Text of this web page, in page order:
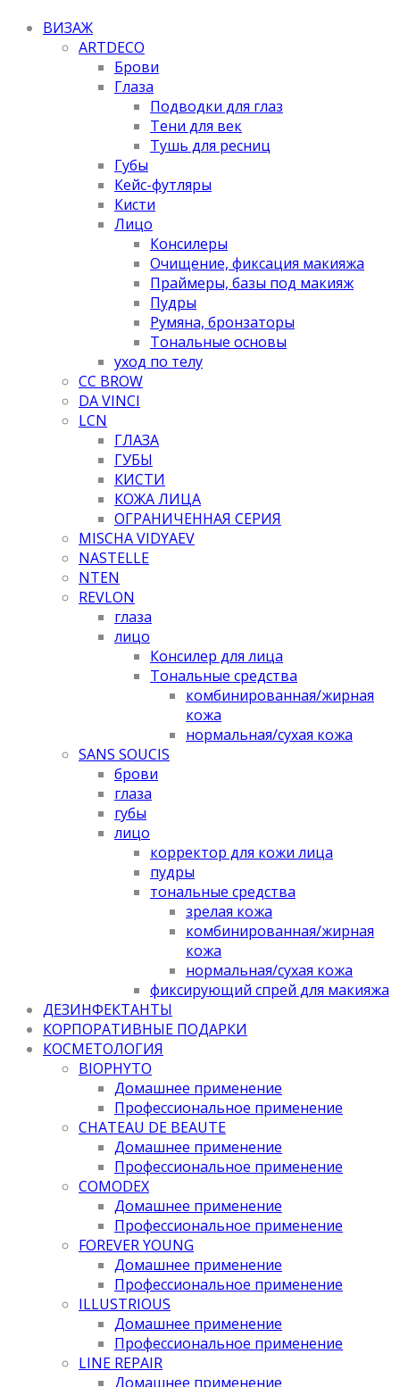
ВИЗАЖ
ARTDECO
Брови
Глаза
Подводки для глаз
Тени для век
Тушь для ресниц
Губы
Кейс-футляры
Кисти
Лицо
Консилеры
Очищение, фиксация макияжа
Праймеры, базы под макияж
Пудры
Румяна, бронзаторы
Тональные основы
уход по телу
CC BROW
DA VINCI
LCN
ГЛАЗА
ГУБЫ
КИСТИ
КОЖА ЛИЦА
ОГРАНИЧЕННАЯ СЕРИЯ
MISCHA VIDYAEV
NASTELLE
NTEN
REVLON
глаза
лицо
Консилер для лица
Тональные средства
комбинированная/жирная
кожа
нормальная/cухая кожа
SANS SOUCIS
брови
глаза
губы
лицо
корректор для кожи лица
пудры
тональные средства
зрелая кожа
комбинированная/жирная
кожа
нормальная/cухая кожа
фиксирующий спрей для макияжа
ДЕЗИНФЕКТАНТЫ
КОРПОРАТИВНЫЕ ПОДАРКИ
КОСМЕТОЛОГИЯ
BIOPHYTO
Домашнее применение
Профессиональное применение
CHATEAU DE BEAUTE
Домашнее применение
Профессиональное применение
COMODEX
Домашнее применение
Профессиональное применение
FOREVER YOUNG
Домашнее применение
Профессиональное применение
ILLUSTRIOUS
Домашнее применение
Профессиональное применение
LINE REPAIR
Домашнее применение